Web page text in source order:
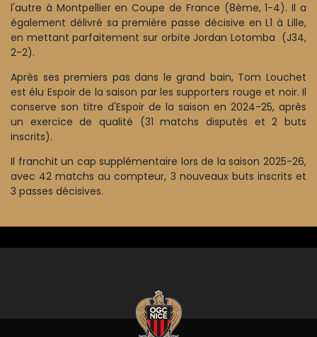
l'autre à Montpellier en Coupe de France (8ème, 1-4). Il a
également délivré sa première passe décisive en L1 à Lille,
en mettant parfaitement sur orbite Jordan Lotomba (J34,
2-2).
Après ses premiers pas dans le grand bain, Tom Louchet
est élu Espoir de la saison par les supporters rouge et noir. Il
conserve son titre d'Espoir de la saison en 2024-25, après
un exercice de qualité (31 matchs disputés et 2 buts
inscrits).
Il franchit un cap supplémentaire lors de la saison 2025-26,
avec 42 matchs au compteur, 3 nouveaux buts inscrits et
3 passes décisives.